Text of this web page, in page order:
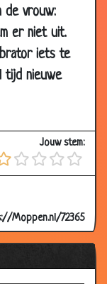
de vrouw:
er niet uit.
iets te
tijd nieuwe
Jouw stem:
Moppen.nl/72365
2.82
2.89
2.98